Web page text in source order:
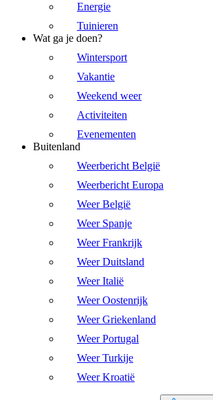
Energie
Tuinieren
Wat ga je doen?
Wintersport
Vakantie
Weekend weer
Activiteiten
Evenementen
Buitenland
Weerbericht België
Weerbericht Europa
Weer België
Weer Spanje
Weer Frankrijk
Weer Duitsland
Weer Italië
Weer Oostenrijk
Weer Griekenland
Weer Portugal
Weer Turkije
Weer Kroatië